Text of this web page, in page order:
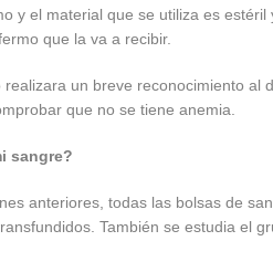
y el material que se utiliza es
que la va a recibir.
un breve reconocimiento
que no se tiene anemia.
sangre?
anteriores, todas las bolsas de
También se estudia el